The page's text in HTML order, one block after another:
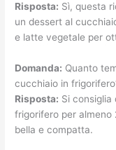
Risposta: Sì, questa
un dessert al
e latte vegetale per
Domanda: Quanto
cucchiaio in
Risposta: Si
frigorifero per almeno
bella e compatta.